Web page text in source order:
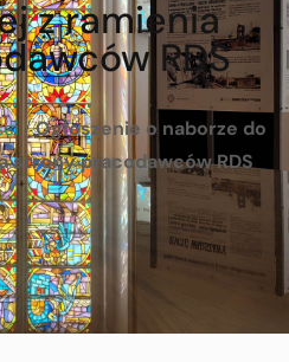
z ramienia
RDS
/Ogłoszenie o naborze do
strony pracodawców RDS